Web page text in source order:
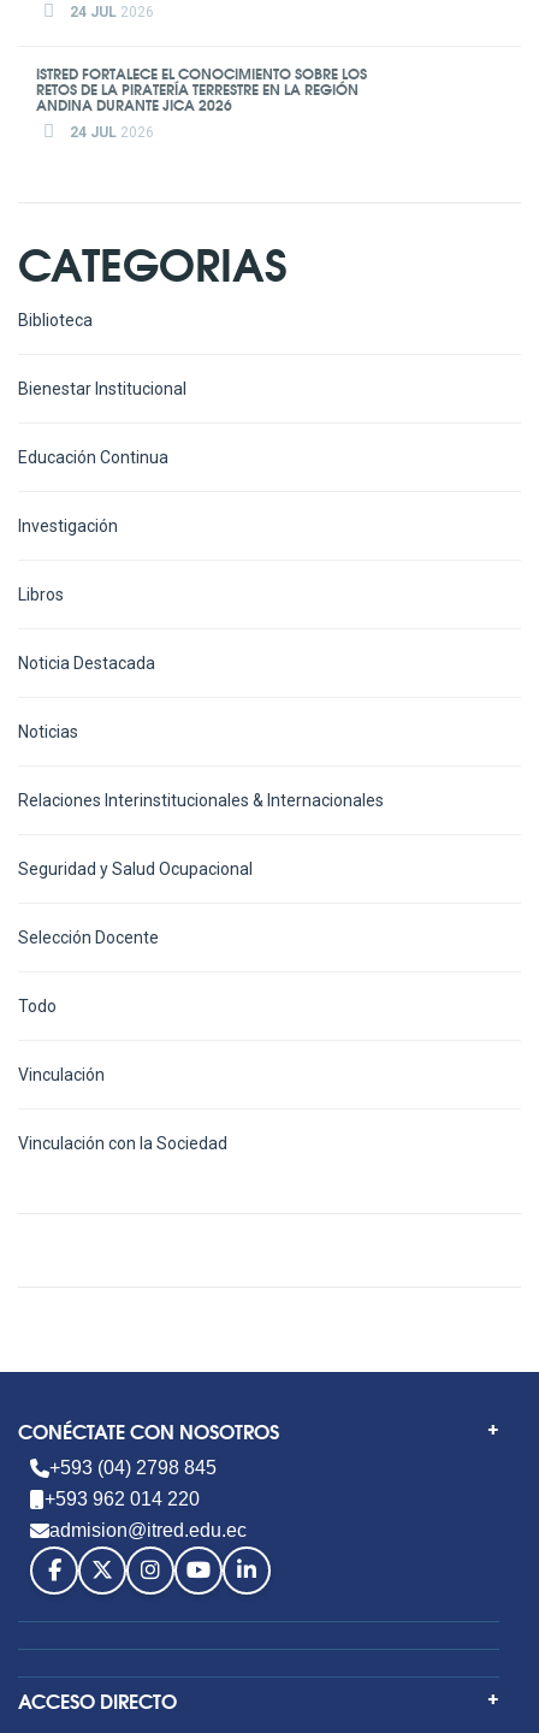
24 JUL 2026
ISTRED FORTALECE EL CONOCIMIENTO SOBRE LOS
RETOS DE LA PIRATERÍA TERRESTRE EN LA REGIÓN
ANDINA DURANTE JICA 2026
24 JUL 2026
CATEGORIAS
Biblioteca
Bienestar Institucional
Educación Continua
Investigación
Libros
Noticia Destacada
Noticias
Relaciones Interinstitucionales & Internacionales
Seguridad y Salud Ocupacional
Selección Docente
Todo
Vinculación
Vinculación con la Sociedad
CONÉCTATE CON NOSOTROS
+593 (04) 2798 845
+593 962 014 220
admision@itred.edu.ec
ACCESO DIRECTO